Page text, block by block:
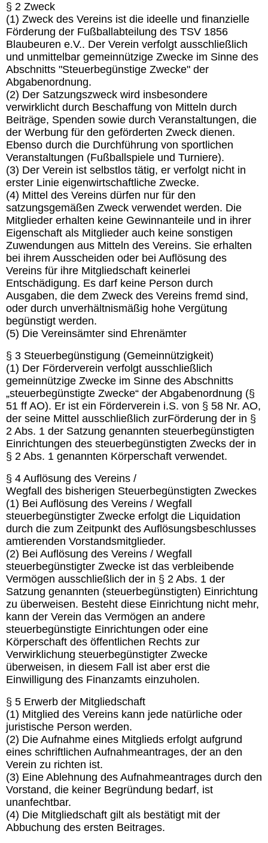
§ 2 Zweck
(1) Zweck des Vereins ist die ideelle und finanzielle
Förderung der Fußballabteilung des TSV 1856
Blaubeuren e.V.. Der Verein verfolgt ausschließlich
und unmittelbar gemeinnützige Zwecke im Sinne des
Abschnitts "Steuerbegünstige Zwecke" der
Abgabenordnung.
(2) Der Satzungszweck wird insbesondere
verwirklicht durch Beschaffung von Mitteln durch
Beiträge, Spenden sowie durch Veranstaltungen, die
der Werbung für den geförderten Zweck dienen.
Ebenso durch die Durchführung von sportlichen
Veranstaltungen (Fußballspiele und Turniere).
(3) Der Verein ist selbstlos tätig, er verfolgt nicht in
erster Linie eigenwirtschaftliche Zwecke.
(4) Mittel des Vereins dürfen nur für den
satzungsgemäßen Zweck verwendet werden. Die
Mitglieder erhalten keine Gewinnanteile und in ihrer
Eigenschaft als Mitglieder auch keine sonstigen
Zuwendungen aus Mitteln des Vereins. Sie erhalten
bei ihrem Ausscheiden oder bei Auflösung des
Vereins für ihre Mitgliedschaft keinerlei
Entschädigung. Es darf keine Person durch
Ausgaben, die dem Zweck des Vereins fremd sind,
oder durch unverhältnismäßig hohe Vergütung
begünstigt werden.
(5) Die Vereinsämter sind Ehrenämter
§ 3 Steuerbegünstigung (Gemeinnützigkeit)
(1) Der Förderverein verfolgt ausschließlich
gemeinnützige Zwecke im Sinne des Abschnitts
„steuerbegünstigte Zwecke“ der Abgabenordnung (§
51 ff AO). Er ist ein Förderverein i.S. von § 58 Nr. AO,
der seine Mittel ausschließlich zurFörderung der in §
2 Abs. 1 der Satzung genannten steuerbegünstigten
Einrichtungen des steuerbegünstigten Zwecks der in
§ 2 Abs. 1 genannten Körperschaft verwendet.
§ 4 Auflösung des Vereins /
Wegfall des bisherigen Steuerbegünstigten Zweckes
(1) Bei Auflösung des Vereins / Wegfall
steuerbegünstigter Zwecke erfolgt die Liquidation
durch die zum Zeitpunkt des Auflösungsbeschlusses
amtierenden Vorstandsmitglieder.
(2) Bei Auflösung des Vereins / Wegfall
steuerbegünstigter Zwecke ist das verbleibende
Vermögen ausschließlich der in § 2 Abs. 1 der
Satzung genannten (steuerbegünstigten) Einrichtung
zu überweisen. Besteht diese Einrichtung nicht mehr,
kann der Verein das Vermögen an andere
steuerbegünstigte Einrichtungen oder eine
Körperschaft des öffentlichen Rechts zur
Verwirklichung steuerbegünstigter Zwecke
überweisen, in diesem Fall ist aber erst die
Einwilligung des Finanzamts einzuholen.
§ 5 Erwerb der Mitgliedschaft
(1) Mitglied des Vereins kann jede natürliche oder
juristische Person werden.
(2) Die Aufnahme eines Mitglieds erfolgt aufgrund
eines schriftlichen Aufnahmeantrages, der an den
Verein zu richten ist.
(3) Eine Ablehnung des Aufnahmeantrages durch den
Vorstand, die keiner Begründung bedarf, ist
unanfechtbar.
(4) Die Mitgliedschaft gilt als bestätigt mit der
Abbuchung des ersten Beitrages.